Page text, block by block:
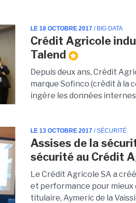
LE 18 OCTOBRE 2017 / BIG DATA
Crédit Agricole
Talend
Depuis deux ans, Crédit
marque Sofinco (crédit à la
ingère les données
LE 13 OCTOBRE 2017 / SÉCURITÉ
Assises de la
sécurité au Crédit
Le Crédit Agricole SA a
et performance pour mieux
titulaire, Aymeric de la